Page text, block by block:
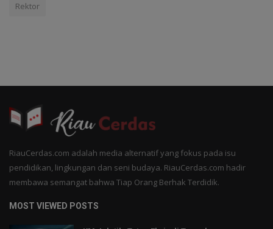
Rektor
RiauCerdas.com adalah media alternatif yang fokus pada isu
pendidikan, lingkungan dan seni budaya. RiauCerdas.com hadir
membawa semangat bahwa Tiap Orang Berhak Terdidik.
MOST VIEWED POSTS